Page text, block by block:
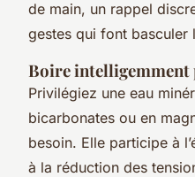
de main, un rappel
gestes qui font basculer
Boire
Privilégiez une eau
bicarbonates ou en
besoin. Elle participe à
à la réduction des